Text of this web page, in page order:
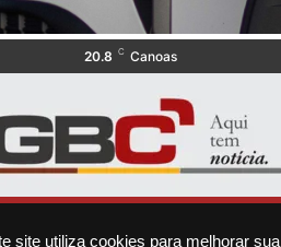
site utiliza cookies para melhorar sua
20.8 C Canoas